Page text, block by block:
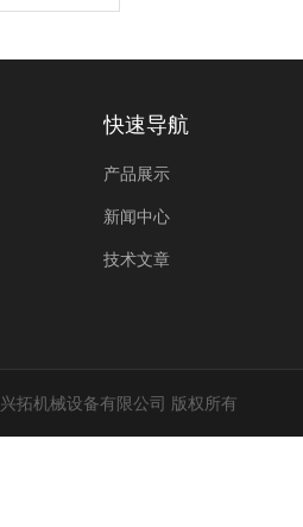
快速导航
产品展示
新闻中心
技术文章
拓机械设备有限公司 版权所有